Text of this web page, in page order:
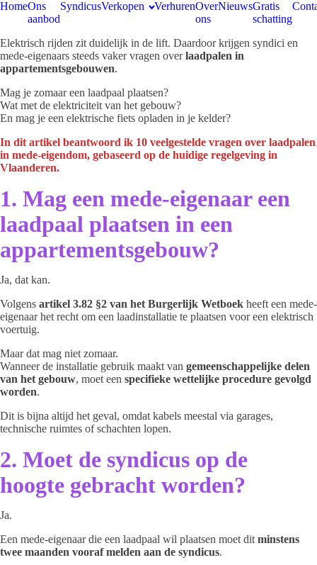
HomeOns
aanbod
SyndicusVerkopen VerhurenOver
ons
NieuwsGratis
schatting
Elektrisch rijden zit duidelijk in de lift. Daardoor krijgen syndici en
mede-eigenaars steeds vaker vragen overlaadpalen in
appartementsgebouwen.
Mag je zomaar een laadpaal plaatsen?
Wat met de elektriciteit van het gebouw?
En mag je een elektrische fiets opladen in je kelder?
In dit artikel beantwoord ik 10 veelgestelde vragen over laadpalen
in mede-eigendom, gebaseerd op de huidige regelgeving in
Vlaanderen.
1. Mag een mede-eigenaar een
laadpaal plaatsen in een
appartementsgebouw?
Ja, dat kan.
Volgens artikel 3.82 §2 van het Burgerlijk Wetboek heeft een mede-
eigenaar het recht om een laadinstallatie te plaatsen voor een elektrisch
voertuig.
Maar dat mag niet zomaar.
Wanneer de installatie gebruik maakt van gemeenschappelijke delen
van het gebouw, moet een specifieke wettelijke procedure gevolgd
worden.
Dit is bijna altijd het geval, omdat kabels meestal via garages,
technische ruimtes of schachten lopen.
2. Moet de syndicus op de
hoogte gebracht worden?
Ja.
Een mede-eigenaar die een laadpaal wil plaatsen moet dit minstens
twee maanden vooraf melden aan de syndicus.